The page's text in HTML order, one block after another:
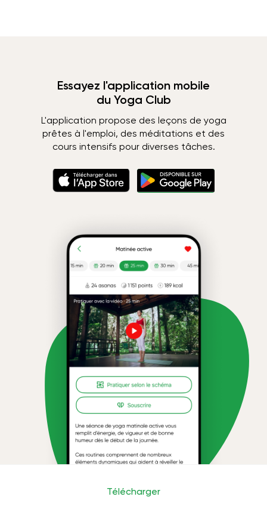
Essayez l'application mobile
du Yoga Club
L'application propose des leçons de yoga
prêtes à l'emploi, des méditations et des
cours intensifs pour diverses tâches.
Télécharger